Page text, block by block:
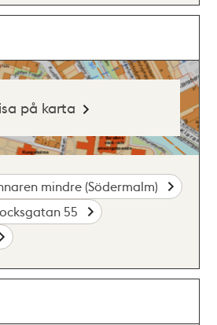
på karta
mindre (Södermalm)
55